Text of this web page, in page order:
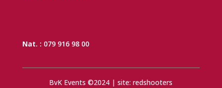
Nat. : 079 916 98 00
BvK Events ©2024 | site: redshooters